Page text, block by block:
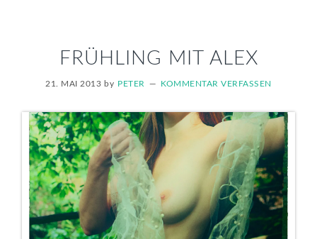
FRÜHLING MIT ALEX
21. MAI 2013 by PETER KOMMENTAR VERFASSEN